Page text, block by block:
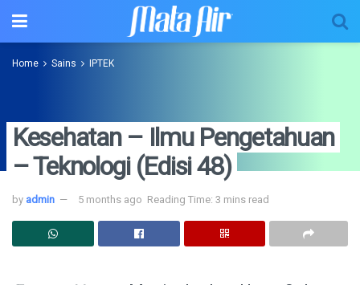
Home Sains IPTEK
Kesehatan – Ilmu Pengetahuan
– Teknologi (Edisi 48)
by admin 5 months ago Reading Time: 3 mins read